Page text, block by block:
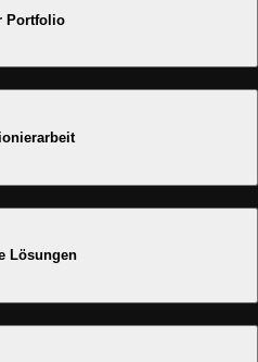
Portfolio
Lösungen